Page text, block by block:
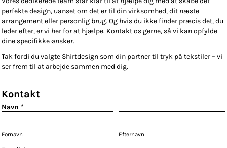
perfekte design, uanset om det er til din virksomhed, dit næste
arrangement eller personlig brug. Og hvis du ikke finder præcis det, du
leder efter, er vi her for at hjælpe. Kontakt os gerne, så vi kan opfylde
dine specifikke ønsker.
Tak fordi du valgte Shirtdesign som din partner til tryk på tekstiler – vi
ser frem til at arbejde sammen med dig.
Kontakt
Navn *
Fornavn Efternavn